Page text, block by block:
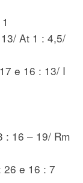
At 1 : 4,5/
e 16 : 13/ I
: 16 – 19/ Rm
26 e 16 : 7